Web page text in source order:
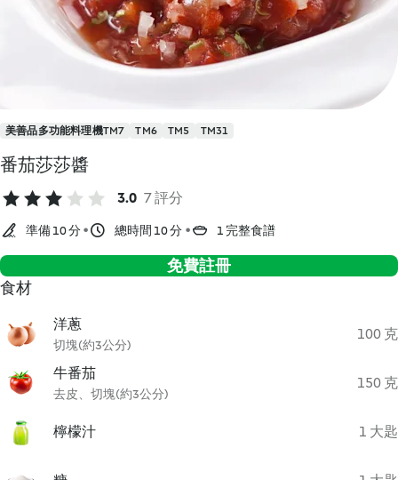
美善品多功能料理機TM7 TM6 TM5 TM31
番茄莎莎醬
3.0 7 評分
準備 10 分 總時間 10 分 1 完整食譜
免費註冊
食材
洋蔥
切塊(約3公分)
100 克
牛番茄
去皮、切塊(約3公分)
150 克
檸檬汁 1 大匙